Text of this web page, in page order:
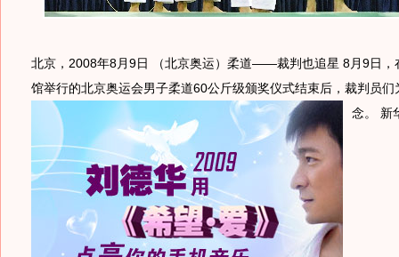
北京，2008年8月9日 （北京奥运）柔道——裁判也追星 8月9日，
馆举行的北京奥运会男子柔道60公斤级颁奖仪式结束后，裁判员们
念。 新